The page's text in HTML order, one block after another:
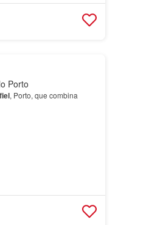
Porto
, Porto, que combina